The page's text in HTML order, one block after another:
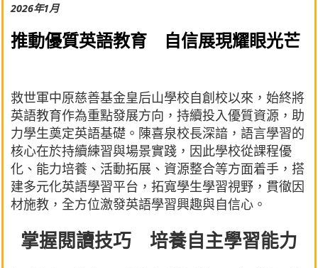
2026年1月
推動優質英語教育 自信展現耀眼光芒
救世軍中原慈善基金皇后山學校自創校以來，始終將
英語教育作為重點發展方向，持續投入優質資源，助
力學生奠定英語基礎。陳喜泉校長深諳，語言學習的
核心在於持續練習與場景實踐，因此學校從課程優
化、能力培養、活動拓展、資源整合等方面着手，搭
建多元化英語學習平台，拓寬學生學習視野，貫徹因
材施教，全方位激發英語學習興趣與自信心。
掌握閱讀技巧 培養自主學習能力